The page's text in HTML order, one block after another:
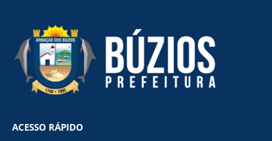
ACESSO RÁPIDO